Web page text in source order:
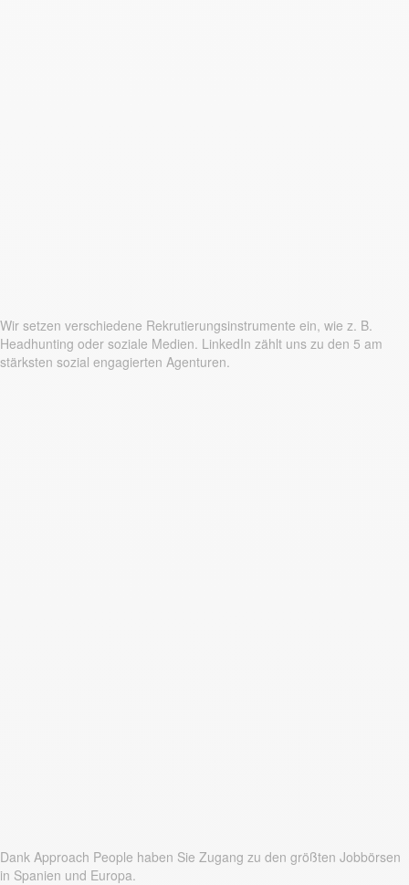
Wir setzen verschiedene Rekrutierungsinstrumente ein, wie z. B.
Headhunting oder soziale Medien. LinkedIn zählt uns zu den 5 am
stärksten sozial engagierten Agenturen.
Dank Approach People haben Sie Zugang zu den größten Jobbörsen
in Spanien und Europa.